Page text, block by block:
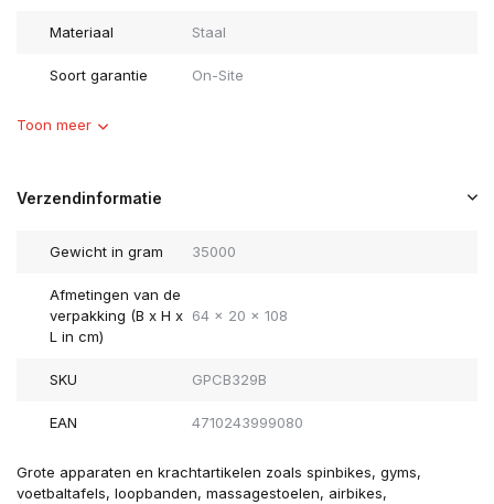
Materiaal Staal
Soort garantie On-Site
Toon meer
Verzendinformatie
Gewicht in gram 35000
Afmetingen van de
verpakking (B x H x
L in cm)
64 x 20 x 108
SKU GPCB329B
EAN 4710243999080
Grote apparaten en krachtartikelen zoals spinbikes, gyms,
voetbaltafels, loopbanden, massagestoelen, airbikes,